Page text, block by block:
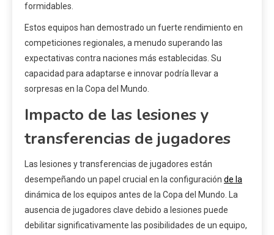
formidables.
Estos equipos han demostrado un fuerte rendimiento en
competiciones regionales, a menudo superando las
expectativas contra naciones más establecidas. Su
capacidad para adaptarse e innovar podría llevar a
sorpresas en la Copa del Mundo.
Impacto de las lesiones y
transferencias de jugadores
Las lesiones y transferencias de jugadores están
desempeñando un papel crucial en la configuración de la
dinámica de los equipos antes de la Copa del Mundo. La
ausencia de jugadores clave debido a lesiones puede
debilitar significativamente las posibilidades de un equipo,